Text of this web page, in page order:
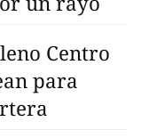
Centro
para